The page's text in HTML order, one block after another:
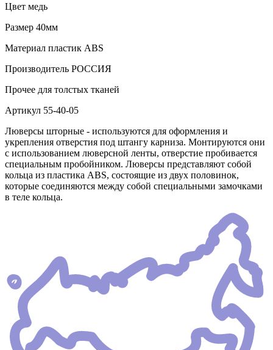
Цвет медь
Размер 40мм
Материал пластик АВS
Производитель РОССИЯ
Прочее для толстых тканей
Артикул 55-40-05
Люверсы шторные - используются для оформления и
укрепления отверстия под штангу карниза. Монтируются они
с использованием люверсной ленты, отверстие пробивается
специальным пробойником. Люверсы представляют собой
кольца из пластика АВS, состоящие из двух половинок,
которые соединяются между собой специальными замочками
в теле кольца.